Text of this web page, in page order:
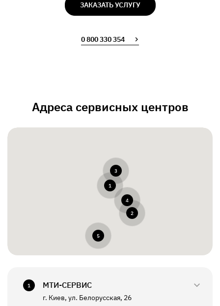
ЗАКАЗАТЬ УСЛУГУ
0 800 330 354
Адреса сервисных центров
1
2
3
4
5
1 МТИ-СЕРВИС
г. Киев, ул. Белорусская, 26